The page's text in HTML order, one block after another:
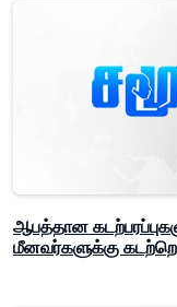
ஆபத்தான
மீனவர்களுக்கு